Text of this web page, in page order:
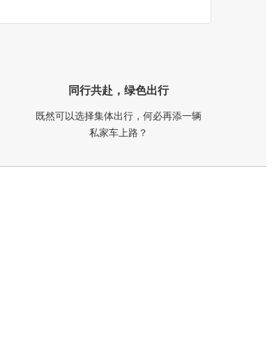
同行共赴，绿色出行
既然可以选择集体出行，何必再添一辆
私家车上路？